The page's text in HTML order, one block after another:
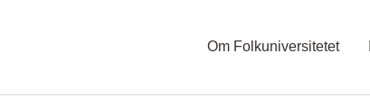
Om Folkuniversitetet